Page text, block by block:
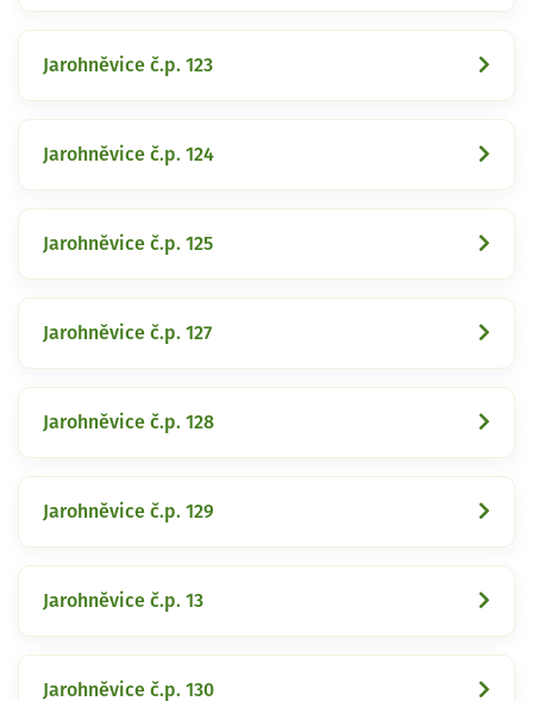
Jarohněvice č.p. 123
Jarohněvice č.p. 124
Jarohněvice č.p. 125
Jarohněvice č.p. 127
Jarohněvice č.p. 128
Jarohněvice č.p. 129
Jarohněvice č.p. 13
Jarohněvice č.p. 130